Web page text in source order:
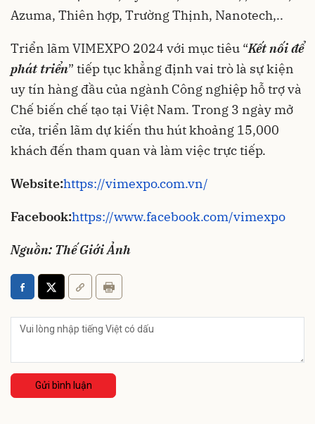
Azuma, Thiên hợp, Trường Thịnh, Nanotech,..
Triển lãm VIMEXPO 2024 với mục tiêu “Kết nối để
phát triển” tiếp tục khẳng định vai trò là sự kiện
uy tín hàng đầu của ngành Công nghiệp hỗ trợ và
Chế biến chế tạo tại Việt Nam. Trong 3 ngày mở
cửa, triển lãm dự kiến thu hút khoảng 15,000
khách đến tham quan và làm việc trực tiếp.
Website:https://vimexpo.com.vn/
Facebook:https://www.facebook.com/vimexpo
Nguồn: Thế Giới Ảnh
Gửi bình luận